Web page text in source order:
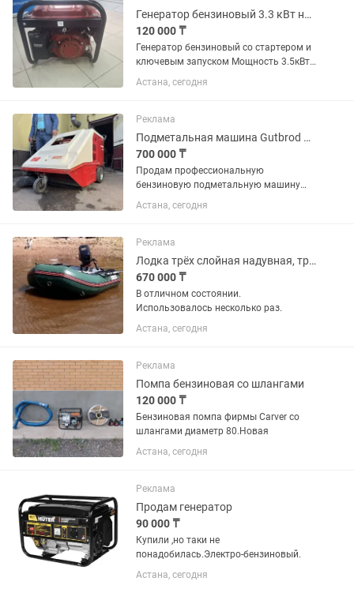
Генератор бензиновый 3.3 кВт новый
120 000 ₸
Генератор бензиновый со стартером и
ключевым запуском Мощность 3.5кВт
бак на 15 литров 220 Вольт Абсолютно
Астана, сегодня
Реклама
Подметальная машина Gutbrod B900, бензиновая, Германия
700 000 ₸
Продам профессиональную
бензиновую подметальную машину
Gutbrod B900 (Германия).
Предназначена для уборки асфальта,
помещений, парковок, дворов и других
территорий....
Астана, сегодня
Реклама
Лодка трёх слойная надувная, транец, алюминевое дно и бензиновый мотор 5 л.
670 000 ₸
В отличном состоянии.
Использовалось несколько раз.
Астана, сегодня
Реклама
Помпа бензиновая со шлангами
120 000 ₸
Бензиновая помпа фирмы Carver со
шлангами диаметр 80.Новая
Астана, сегодня
Реклама
Продам генератор
90 000 ₸
Купили ,но таки не
понадобилась.Электро-бензиновый.
Астана, сегодня